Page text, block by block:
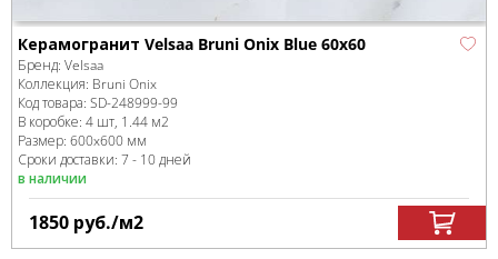
Керамогранит Velsaa Bruni Onix Blue 60x60
Бренд: Velsaa
Коллекция: Bruni Onix
Код товара: SD-248999-99
В коробке: 4 шт, 1.44 м2
Размер: 600x600 мм
Сроки доставки: 7 - 10 дней
в наличии
1850 руб./м2